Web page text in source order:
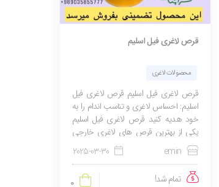
قرص لاغری فیل اسلیم
محصولات لاغری
قرص لاغری فیل اسلیم قرص لاغری فیل
اسلیم: احساس لاغری و تناسب اندام را به
خود هدیه کنید قرص لاغری فیل اسلیم
یکی از بهترین قرص های لاغری خارجی
موجود در بازار ایران می باشد. این قرص
لاغری تولید کشور...
emin
تمام شد!
0